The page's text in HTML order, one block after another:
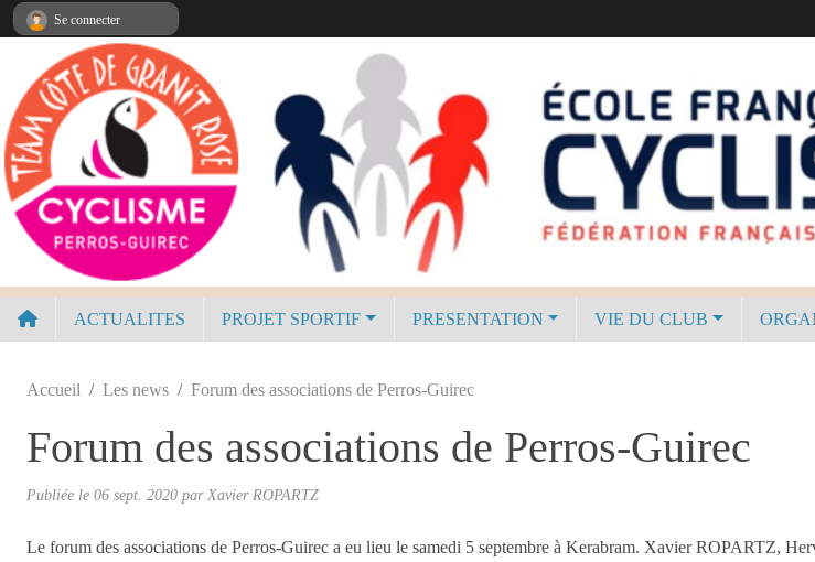
ACTUALITES PROJET SPORTIF PRESENTATION VIE DU CLUB
Accueil Les news Forum des associations de Perros-Guirec
Forum des associations de Perros-Guirec
Publiée le 06 sept. 2020 par Xavier ROPARTZ
Le forum des associations de Perros-Guirec a eu lieu le samedi 5 septembre à Kerabram. Xavier ROPARTZ,
Se connecter
Panneau de gestion des cookies